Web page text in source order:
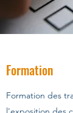
Formation
Formation des